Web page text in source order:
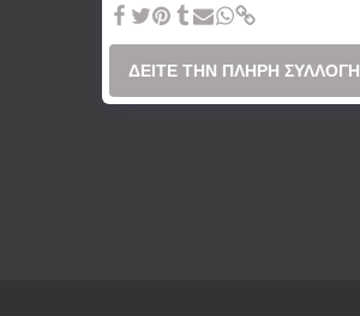
ΔΕΊΤΕ ΤΗΝ ΠΛΉΡΗ ΣΥΛΛΟΓΉ